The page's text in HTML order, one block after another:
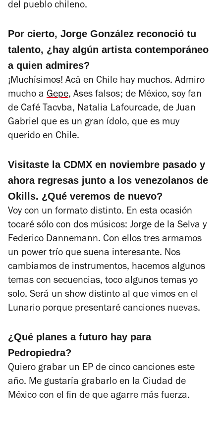
del pueblo chileno.
Por cierto, Jorge González reconoció tu
talento, ¿hay algún artista contemporáneo
a quien admires?
¡Muchísimos! Acá en Chile hay muchos. Admiro
mucho a Gepe, Ases falsos; de México, soy fan
de Café Tacvba, Natalia Lafourcade, de Juan
Gabriel que es un gran ídolo, que es muy
querido en Chile.
Visitaste la CDMX en noviembre pasado y
ahora regresas junto a los venezolanos de
Okills. ¿Qué veremos de nuevo?
Voy con un formato distinto. En esta ocasión
tocaré sólo con dos músicos: Jorge de la Selva y
Federico Dannemann. Con ellos tres armamos
un power trío que suena interesante. Nos
cambiamos de instrumentos, hacemos algunos
temas con secuencias, toco algunos temas yo
solo. Será un show distinto al que vimos en el
Lunario porque presentaré canciones nuevas.
¿Qué planes a futuro hay para
Pedropiedra?
Quiero grabar un EP de cinco canciones este
año. Me gustaría grabarlo en la Ciudad de
México con el fin de que agarre más fuerza.